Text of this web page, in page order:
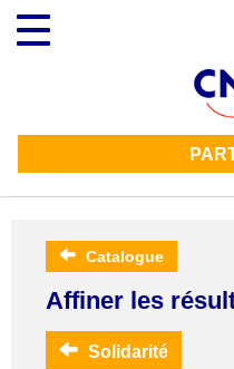
contenu
principal
Toggle
navigation
Catalogue
Affiner les
Solidarité